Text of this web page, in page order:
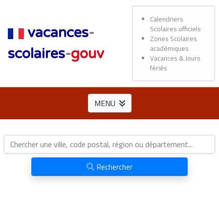
vacances-
scolaires-gouv
Calendriers
Scolaires officiels
Zones Scolaires
académiques
Vacances & Jours
fériés
MENU
Rechercher